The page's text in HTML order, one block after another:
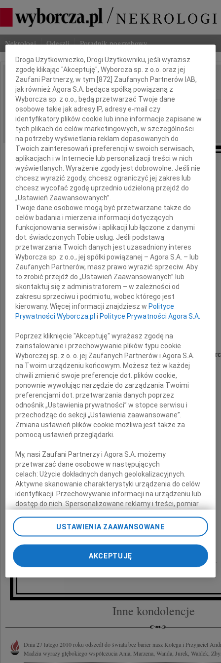
Nekrologi Odeszli Poradnik pogrzebowy
IMIĘ I NAZWISKO: Andrzej Wronka
REGION: Warszawa
DATA EMISJI: 05.03.2010
Z wielkim bólem przyjęliśmy wiadomość
naszego Kolegi i wieloletniego Dyrektora
Andrzeja Wronki
Był nie tylko doskonałym fachowcem,
ale przede wszystkim Człowiekiem wielkiego
Rodzinie i Najbliższym
składamy
najszczersze wyrazy współczucia
Zarząd i pracownicy
Przemysłowego Instytutu Telekomunikacji S.A.
Inne kondolencje
Dnia 27 lutego 2010 roku odszedł do świata bez barier nasz Kolega i Przyjaciel
Madziu wyrazy głębokiego współczucia Ania, Marzena, Wanda, Jurek, Waldek,
Dbamy o Twoją prywatność
Droga Użytkowniczko, Drogi Użytkowniku, jeśli wyrazisz
zgodę klikając "Akceptuję", Wyborcza sp. z o.o. oraz jej
Zaufani Partnerzy, w tym [872] Zaufanych Partnerów IAB,
jak również Agora S.A. będąca spółką powiązaną z
Wyborcza sp. z o.o., będą przetwarzać Twoje dane
osobowe takie jak adresy IP, adresy e-mail czy
identyfikatory plików cookie lub inne informacje zapisane w
tych plikach do celów marketingowych, w szczególności
na potrzeby wyświetlania reklam dopasowanych do
Twoich zainteresowań i preferencji w swoich serwisach,
aplikacjach i w Internecie lub personalizacji treści w nich
wyświetlanych. Wyrażenie zgody jest dobrowolne. Jeśli nie
chcesz wyrazić zgody, chcesz ograniczyć jej zakres lub
chcesz wycofać zgodę uprzednio udzieloną przejdź do
„Ustawień Zaawansowanych”.
Twoje dane osobowe mogą być przetwarzane także do
celów badania i mierzenia informacji dotyczących
funkcjonowania serwisów i aplikacji lub łączone z danymi
dot. świadczonych Tobie usług. Jeśli podstawą
przetwarzania Twoich danych jest uzasadniony interes
Wyborcza sp. z o.o., jej spółki powiązanej – Agora S.A. – lub
Zaufanych Partnerów, masz prawo wyrazić sprzeciw. Aby
to zrobić przejdź do „Ustawień Zaawansowanych” lub
skontaktuj się z administratorem – w zależności od
zakresu sprzeciwu i podmiotu, wobec którego jest
kierowany. Więcej informacji znajdziesz wPolityce
Prywatności Wyborcza.pl iPolityce Prywatności Agora S.A.
Poprzez kliknięcie "Akceptuję" wyrażasz zgodę na
zainstalowanie i przechowywanie plików typu cookie
Wyborczej sp. z o. o. jej Zaufanych Partnerów i Agora S.A.
na Twoim urządzeniu końcowym. Możesz też w każdej
chwili zmienić swoje preferencje dot. plików cookie,
ponownie wywołując narzędzie do zarządzania Twoimi
preferencjami dot. przetwarzania danych poprzez
odnośnik „Ustawienia prywatności” w stopce serwisu i
przechodząc do sekcji „Ustawienia zaawansowane”.
Zmiana ustawień plików cookie możliwa jest także za
pomocą ustawień przeglądarki.
My, nasi Zaufani Partnerzy i Agora S.A. możemy
przetwarzać dane osobowe w następujących
celach:Użycie dokładnych danych geolokalizacyjnych.
Aktywne skanowanie charakterystyki urządzenia do celów
identyfikacji. Przechowywanie informacji na urządzeniu lub
dostęp do nich. Spersonalizowane reklamy i treści, pomiar
Lista Zaufanych Partnerów
USTAWIENIA ZAAWANSOWANE
AKCEPTUJĘ